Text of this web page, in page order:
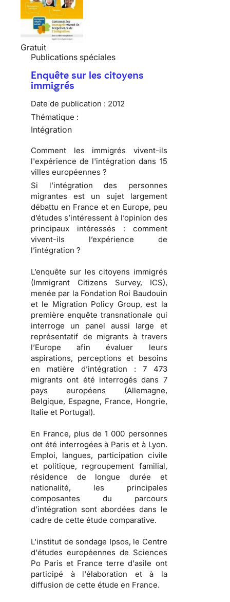
Gratuit
Publications spéciales
Enquête sur les citoyens
immigrés
Date de publication : 2012
Thématique :
Intégration
Comment les immigrés vivent-ils
l'expérience de l'intégration dans 15
villes européennes ?
Si l’intégration des personnes
migrantes est un sujet largement
débattu en France et en Europe, peu
d’études s’intéressent à l’opinion des
principaux intéressés : comment
vivent-ils l’expérience de
l’intégration ?
L’enquête sur les citoyens immigrés
(Immigrant Citizens Survey, ICS),
menée par la Fondation Roi Baudouin
et le Migration Policy Group, est la
première enquête transnationale qui
interroge un panel aussi large et
représentatif de migrants à travers
l’Europe afin évaluer leurs
aspirations, perceptions et besoins
en matière d’intégration : 7 473
migrants ont été interrogés dans 7
pays européens (Allemagne,
Belgique, Espagne, France, Hongrie,
Italie et Portugal).
En France, plus de 1 000 personnes
ont été interrogées à Paris et à Lyon.
Emploi, langues, participation civile
et politique, regroupement familial,
résidence de longue durée et
nationalité, les principales
composantes du parcours
d’intégration sont abordées dans le
cadre de cette étude comparative.
L'institut de sondage Ipsos, le Centre
d'études européennes de Sciences
Po Paris et France terre d'asile ont
participé à l'élaboration et à la
diffusion de cette étude en France.